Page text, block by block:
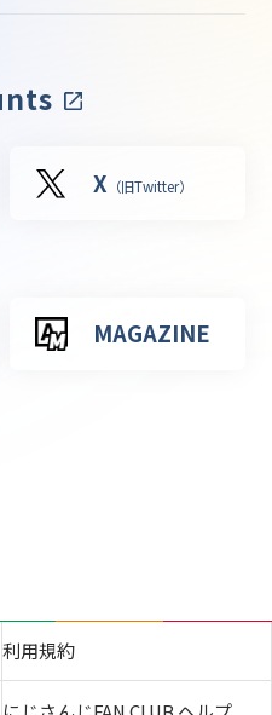
X （旧Twitter）
MAGAZINE
利用規約